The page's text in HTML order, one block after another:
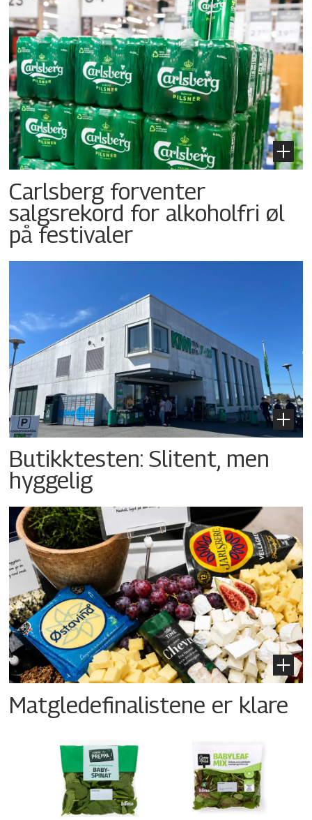
Carlsberg forventer
salgsrekord for alkoholfri øl
på festivaler
Butikktesten: Slitent, men
hyggelig
Matgledefinalistene er klare